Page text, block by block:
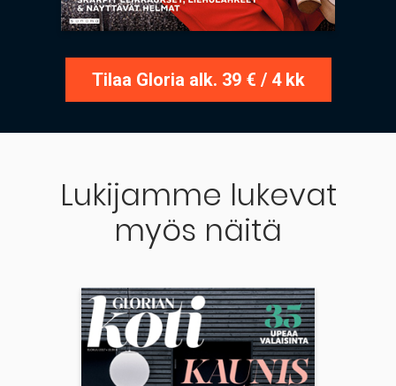
Tilaa Gloria alk. 39 € / 4 kk
Lukijamme lukevat
myös näitä